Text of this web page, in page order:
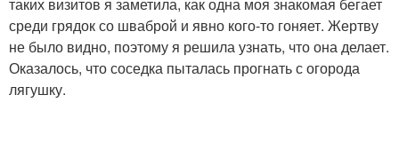
среди грядок со шваброй и явно кого-то гоняет. Жертву
не было видно, поэтому я решила узнать, что она делает.
Оказалось, что соседка пыталась прогнать с огорода
лягушку.